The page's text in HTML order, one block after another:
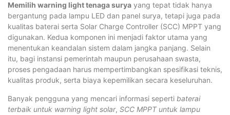
Memilih warning light tenaga surya yang tepat tidak hanya
bergantung pada lampu LED dan panel surya, tetapi juga pada
kualitas baterai serta Solar Charge Controller (SCC) MPPT yang
digunakan. Kedua komponen ini menjadi faktor utama yang
menentukan keandalan sistem dalam jangka panjang. Selain
itu, bagi instansi pemerintah maupun perusahaan swasta,
proses pengadaan harus mempertimbangkan spesifikasi teknis,
kualitas produk, serta biaya kepemilikan secara keseluruhan.
Banyak pengguna yang mencari informasi seperti baterai
terbaik untuk warning light solar, SCC MPPT untuk lampu